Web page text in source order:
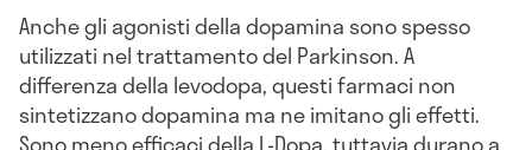
Anche gli agonisti della dopamina sono spesso
utilizzati nel trattamento del Parkinson. A
differenza della levodopa, questi farmaci non
sintetizzano dopamina ma ne imitano gli effetti.